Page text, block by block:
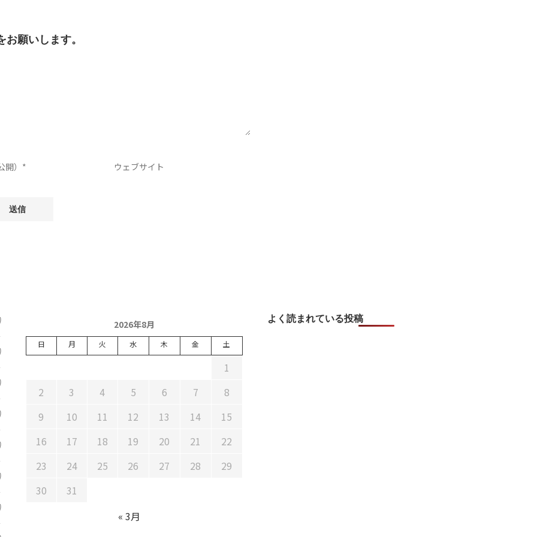
お願いします。
2026年8月
日 月 火 水 木 金 土
1
2
3 4 5 6 7
8
9
10 11 12 13 14
15
16
17 18 19 20 21
22
23
24 25 26 27 28
29
30
31
« 3月
よく読まれている投稿